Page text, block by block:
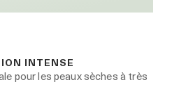
INTENSE
pour les peaux sèches à très